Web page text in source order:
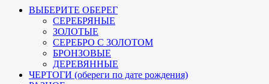
ВЫБЕРИТЕ ОБЕРЕГ
СЕРЕБРЯНЫЕ
ЗОЛОТЫЕ
СЕРЕБРО С ЗОЛОТОМ
БРОНЗОВЫЕ
ДЕРЕВЯННЫЕ
ЧЕРТОГИ (обереги по дате рождения)